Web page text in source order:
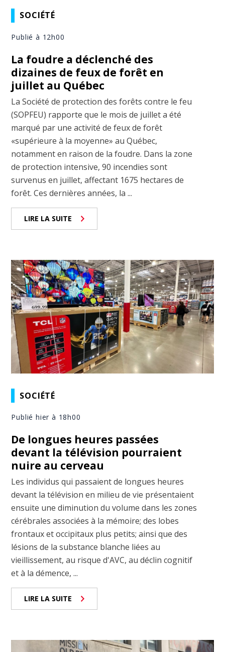
SOCIÉTÉ
Publié à 12h00
La foudre a déclenché des
dizaines de feux de forêt en
juillet au Québec
La Société de protection des forêts contre le feu
(SOPFEU) rapporte que le mois de juillet a été
marqué par une activité de feux de forêt
«supérieure à la moyenne» au Québec,
notamment en raison de la foudre. Dans la zone
de protection intensive, 90 incendies sont
survenus en juillet, affectant 1675 hectares de
forêt. Ces dernières années, la ...
LIRE LA SUITE
SOCIÉTÉ
Publié hier à 18h00
De longues heures passées
devant la télévision pourraient
nuire au cerveau
Les individus qui passaient de longues heures
devant la télévision en milieu de vie présentaient
ensuite une diminution du volume dans les zones
cérébrales associées à la mémoire; des lobes
frontaux et occipitaux plus petits; ainsi que des
lésions de la substance blanche liées au
vieillissement, au risque d'AVC, au déclin cognitif
et à la démence, ...
LIRE LA SUITE